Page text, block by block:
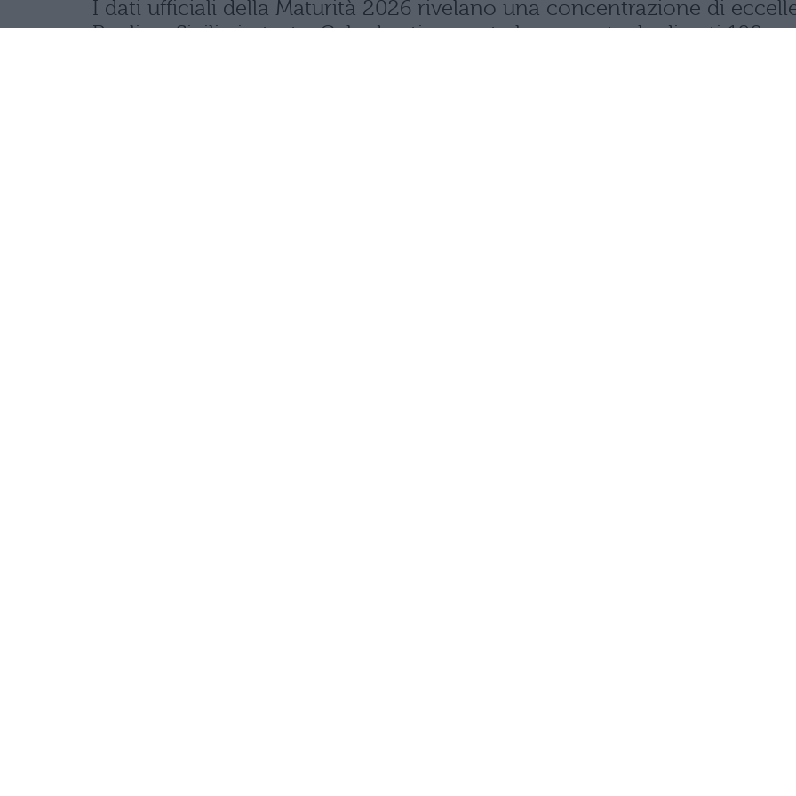
I dati ufficiali della Maturità 2026 rivelano una concentrazione di
Puglia e Sicilia in testa. Cala drasticamente la percentuale di voti 100.